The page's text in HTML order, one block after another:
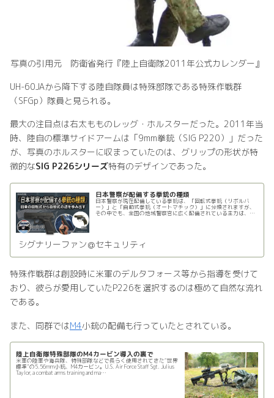
写真の引用元 防衛省発行『陸上自衛隊2011年公式カレンダー』
UH-60JAから降下する陸自隊員は特殊部隊である特殊作戦群
（SFGp）隊員と見られる。
最大の注目点は右太もものレッグ・ホルスターだった。2011年当
時、陸自の標準サイドアームは「9mm拳銃（SIG P220）」だった
が、写真のホルスターに収まっていたのは、グリップの形状が特
徴的なSIG P226シリーズ特有のデザインであった。
日本警察が配備する拳銃の種類
日本警察が現在配備している拳銃は、「回転式拳銃（リボルバ
ー）」と「自動式拳銃（オートマチック）」に分類されますが、
その中でも、全国の地域警察官に広く配備されている主力は、現
シグナリーファン＠セキュリティ
特殊作戦群は創設時に米軍のデルタフォース等から指導を受けて
おり、彼らが愛用していたP226を選択するのは極めて自然な流れ
である。
また、同群ではM4小銃の配備も行っていたとされている。
陸上自衛隊特殊部隊のM4カービン導入の裏で
米軍の陸軍や海兵隊、特殊部隊などで長らく使用されてきた“世界
標準”の5.56mm小銃、M4カービン。U.S. Air Force Staff Sgt. Julius
Taylor, a combat arms training and ma…